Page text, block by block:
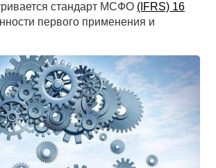
стандарт МСФО (IFRS) 16
первого применения и